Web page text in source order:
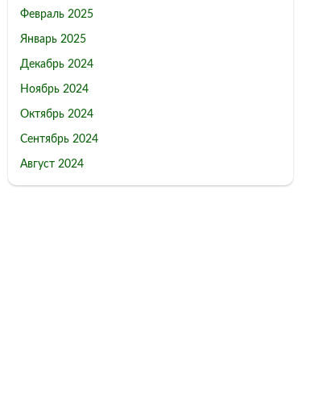
Февраль 2025
Январь 2025
Декабрь 2024
Ноябрь 2024
Октябрь 2024
Сентябрь 2024
Август 2024